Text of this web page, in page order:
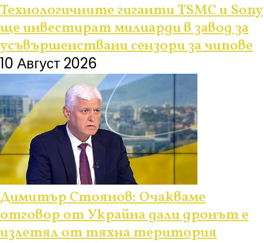
Технологичните гиганти TSMC и Sony
ще инвестират милиарди в завод за
усъвършенствани сензори за чипове
10 Август 2026
Димитър Стоянов: Очакваме
отговор от Украйна дали дронът е
излетял от тяхна територия